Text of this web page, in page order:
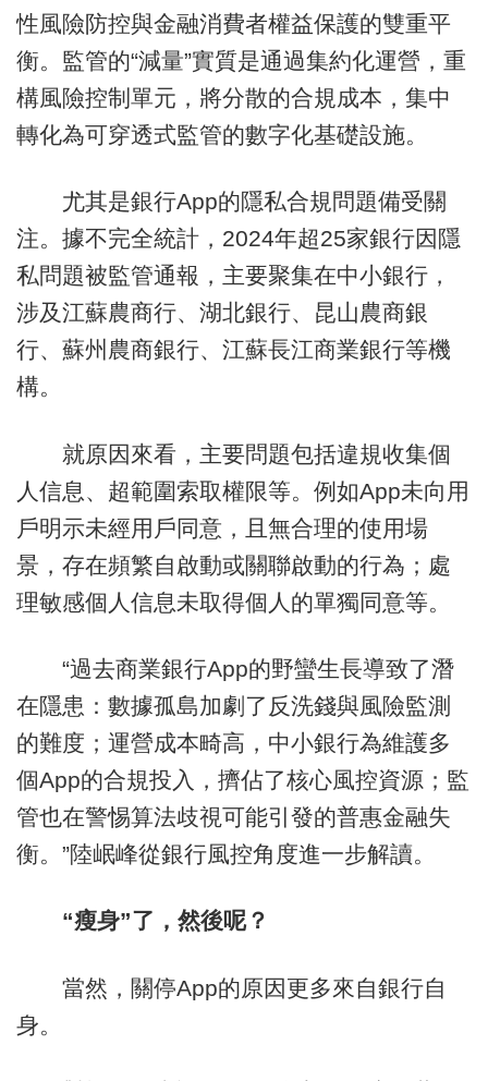
性風險防控與金融消費者權益保護的雙重平
衡。監管的“減量”實質是通過集約化運營，重
構風險控制單元，將分散的合規成本，集中
轉化為可穿透式監管的數字化基礎設施。
尤其是銀行App的隱私合規問題備受關
注。據不完全統計，2024年超25家銀行因隱
私問題被監管通報，主要聚集在中小銀行，
涉及江蘇農商行、湖北銀行、昆山農商銀
行、蘇州農商銀行、江蘇長江商業銀行等機
構。
就原因來看，主要問題包括違規收集個
人信息、超範圍索取權限等。例如App未向用
戶明示未經用戶同意，且無合理的使用場
景，存在頻繁自啟動或關聯啟動的行為；處
理敏感個人信息未取得個人的單獨同意等。
“過去商業銀行App的野蠻生長導致了潛
在隱患：數據孤島加劇了反洗錢與風險監測
的難度；運營成本畸高，中小銀行為維護多
個App的合規投入，擠佔了核心風控資源；監
管也在警惕算法歧視可能引發的普惠金融失
衡。”陸岷峰從銀行風控角度進一步解讀。
“瘦身”了，然後呢？
當然，關停App的原因更多來自銀行自
身。